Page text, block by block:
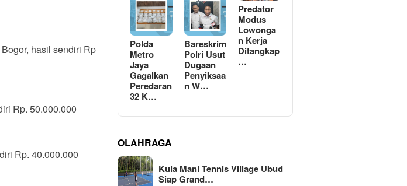
hasil sendiri Rp
Rp. 50.000.000
Rp. 40.000.000
Polda
Metro
Jaya
Gagalkan
Peredaran
32 K…
Bareskrim
Polri Usut
Dugaan
Penyiksaa
n W…
Predator
Modus
Lowonga
n Kerja
Ditangkap
…
OLAHRAGA
Kula Mani Tennis Village Ubud
Siap Grand…